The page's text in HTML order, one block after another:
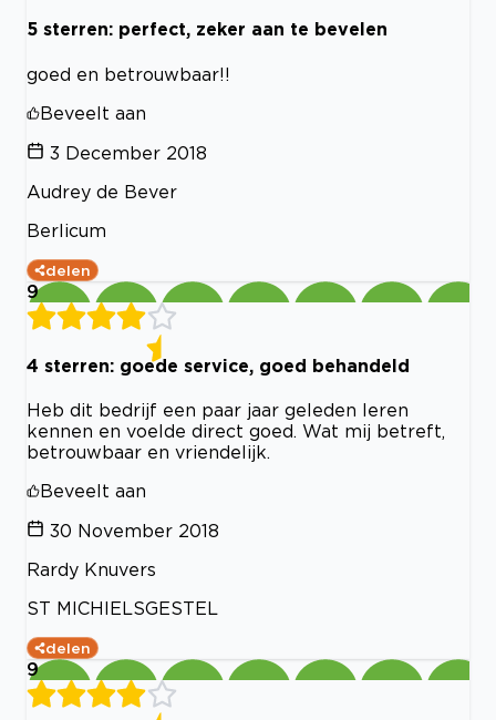
5 sterren: perfect, zeker aan te bevelen
goed en betrouwbaar!!
Beveelt aan
3 December 2018
Audrey de Bever
Berlicum
delen
9
4 sterren: goede service, goed behandeld
Heb dit bedrijf een paar jaar geleden leren
kennen en voelde direct goed. Wat mij betreft,
betrouwbaar en vriendelijk.
Beveelt aan
30 November 2018
Rardy Knuvers
ST MICHIELSGESTEL
delen
9